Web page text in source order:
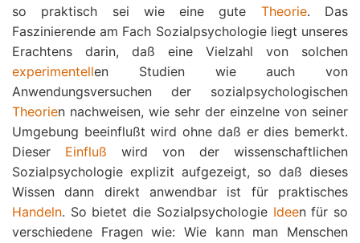
so praktisch sei wie eine gute Theorie. Das
Faszinierende am Fach Sozialpsychologie liegt unseres
Erachtens darin, daß eine Vielzahl von solchen
experimentellen Studien wie auch von
Anwendungsversuchen der sozialpsychologischen
Theorien nachweisen, wie sehr der einzelne von seiner
Umgebung beeinflußt wird ohne daß er dies bemerkt.
Dieser Einfluß wird von der wissenschaftlichen
Sozialpsychologie explizit aufgezeigt, so daß dieses
Wissen dann direkt anwendbar ist für praktisches
Handeln. So bietet die Sozialpsychologie Ideen für so
verschiedene Fragen wie: Wie kann man Menschen